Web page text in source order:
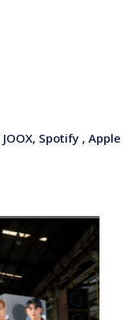
JOOX, Spotify , Apple